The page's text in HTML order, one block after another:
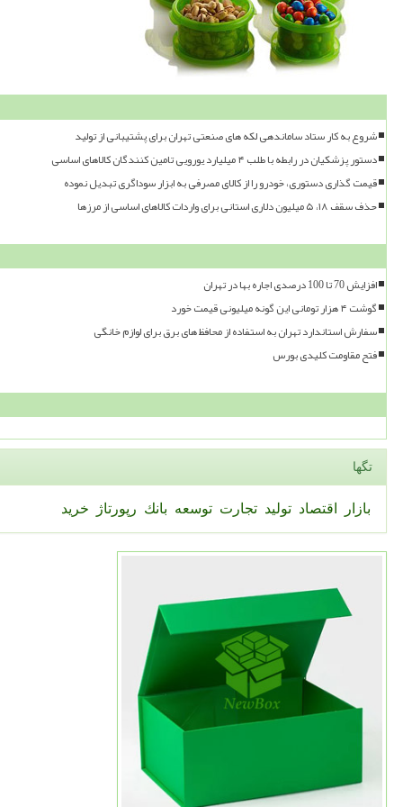
شروع به کار ستاد ساماندهی لکه های صنعتی تهران برای پشتیبانی از تولید
دستور پزشکیان در رابطه با طلب ۴ میلیارد یورویی تامین کنندگان کالاهای اساسی
قیمت گذاری دستوری، خودرو را از کالای مصرفی به ابزار سوداگری تبدیل نموده
حذف سقف ۱۸، ۵ میلیون دلاری استانی برای واردات کالاهای اساسی از مرزها
افزایش 70 تا 100 درصدی اجاره بها در تهران
گوشت ۴ هزار تومانی این گونه میلیونی قیمت خورد
سفارش استاندارد تهران به استفاده از محافظ های برق برای لوازم خانگی
فتح مقاومت کلیدی بورس
تگها
بازار اقتصاد تولید تجارت توسعه بانك رپورتاژ خرید